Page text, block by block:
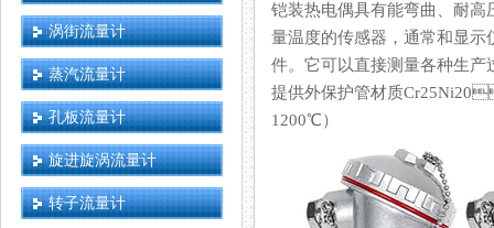
涡街流量计
蒸汽流量计
孔板流量计
旋进旋涡流量计
转子流量计
铠装热电偶具有能弯曲、耐高
量温度的传感器，通常和显示
件。它可以直接测量各种生
提供外保护管材质
1200℃）